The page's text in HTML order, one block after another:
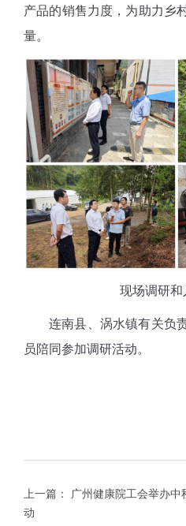
产品的销售力度，为助力乡
量。
现场调研和
连南县、涡水镇有关负
员陪同参加调研活动。
上一篇：
广州健康院工会举办中
动